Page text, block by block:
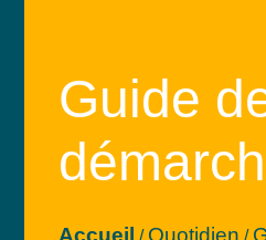
Guide
Accueil / Quotidien /